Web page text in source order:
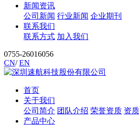
新闻资讯
公司新闻 行业新闻 企业期刊
联系我们
联系方式 加入我们
0755-26016056
CN/EN
首页
关于我们
公司简介 团队介绍 荣誉资质 资
产品中心